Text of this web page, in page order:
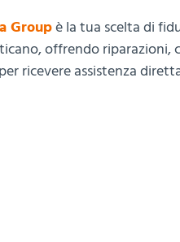
Groupè la tua scelta di
offrendo riparazioni,
per ricevere assistenza